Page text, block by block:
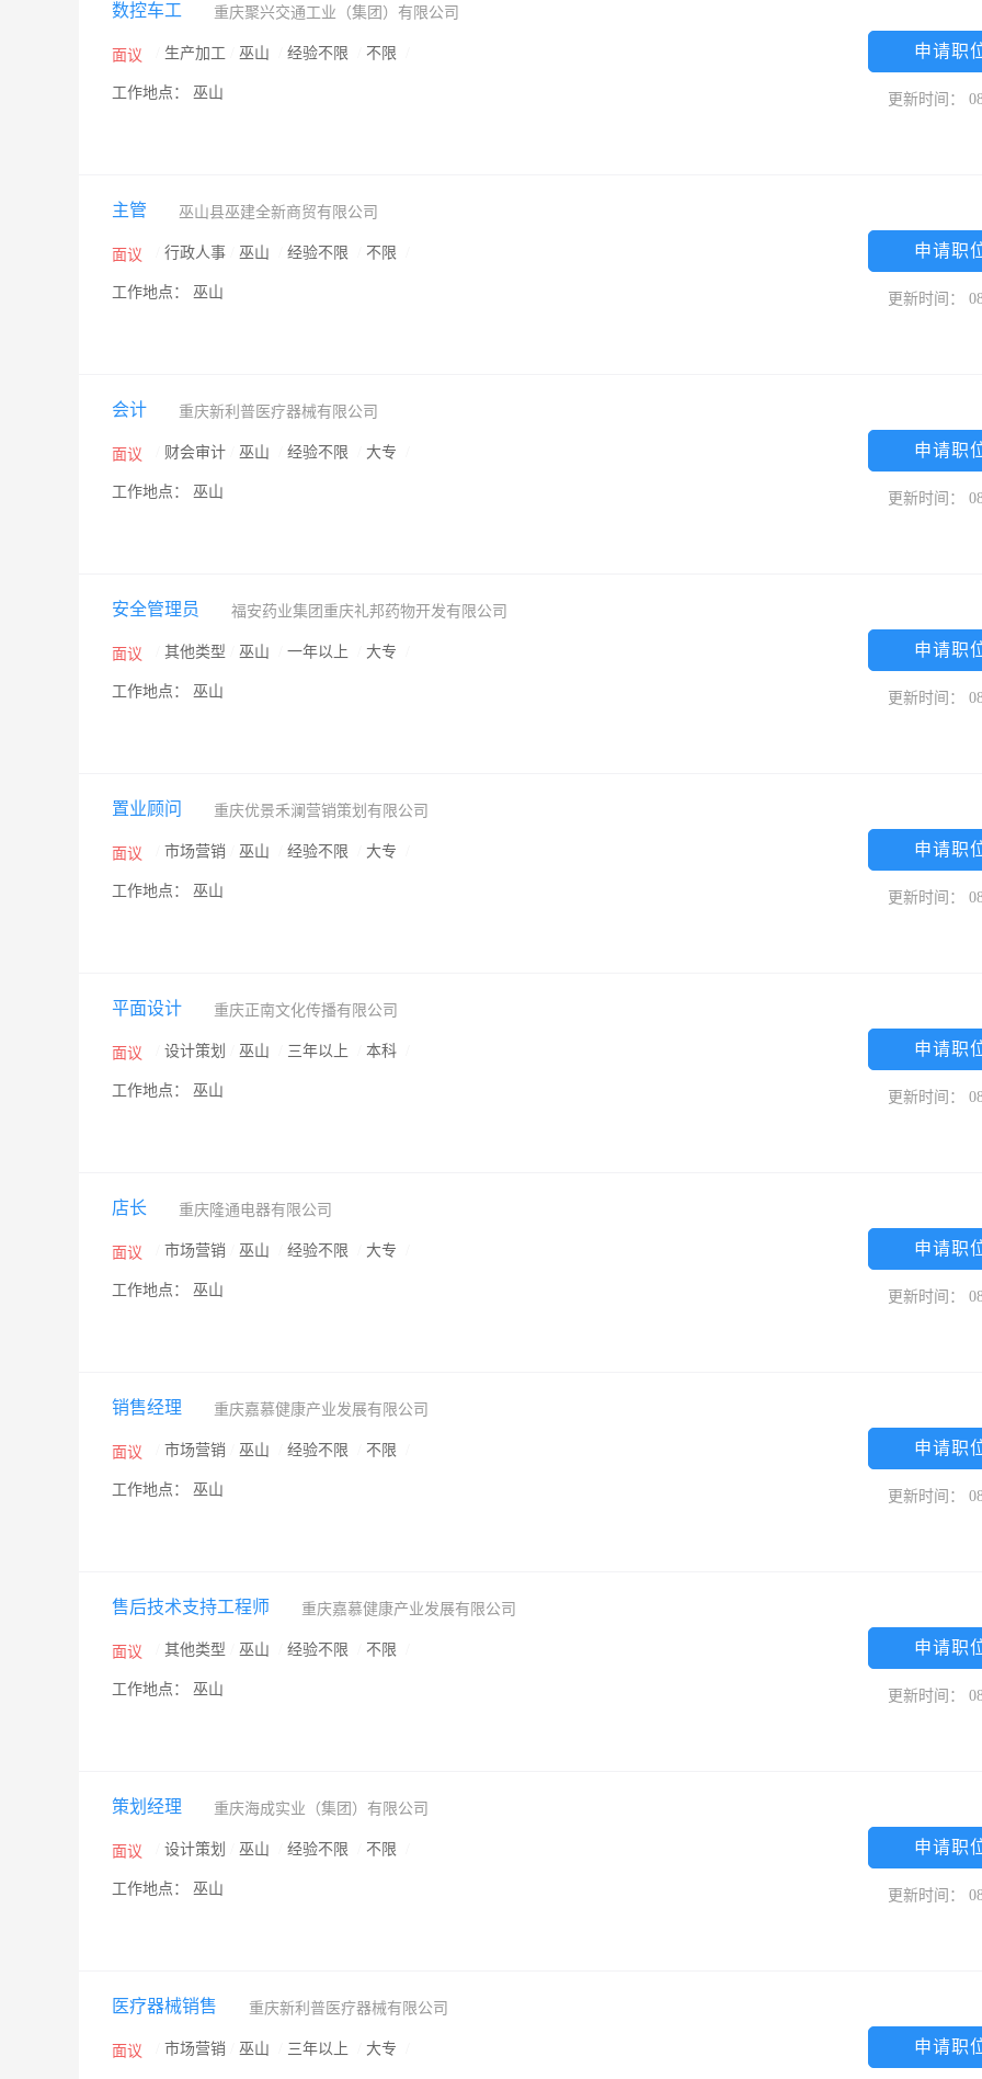
数控车工 重庆聚兴交通工业（集团）有限公司
面议 生产加工 巫山 经验不限 不限
工作地点： 巫山
申请职
更新时间：
主管 巫山县巫建全新商贸有限公司
面议 行政人事 巫山 经验不限 不限
工作地点： 巫山
申请职
更新时间：
会计 重庆新利普医疗器械有限公司
面议 财会审计 巫山 经验不限 大专
工作地点： 巫山
申请职
更新时间：
安全管理员 福安药业集团重庆礼邦药物开发有限公司
面议 其他类型 巫山 一年以上 大专
工作地点： 巫山
申请职
更新时间：
置业顾问 重庆优景禾澜营销策划有限公司
面议 市场营销 巫山 经验不限 大专
工作地点： 巫山
申请职
更新时间：
平面设计 重庆正南文化传播有限公司
面议 设计策划 巫山 三年以上 本科
工作地点： 巫山
申请职
更新时间：
店长 重庆隆通电器有限公司
面议 市场营销 巫山 经验不限 大专
工作地点： 巫山
申请职
更新时间：
销售经理 重庆嘉慕健康产业发展有限公司
面议 市场营销 巫山 经验不限 不限
工作地点： 巫山
申请职
更新时间：
售后技术支持工程师 重庆嘉慕健康产业发展有限公司
面议 其他类型 巫山 经验不限 不限
工作地点： 巫山
申请职
更新时间：
策划经理 重庆海成实业（集团）有限公司
面议 设计策划 巫山 经验不限 不限
工作地点： 巫山
申请职
更新时间：
医疗器械销售 重庆新利普医疗器械有限公司
面议 市场营销 巫山 三年以上 大专 申请职